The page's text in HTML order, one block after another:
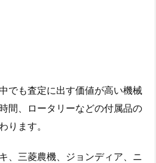
でも査定に出す価値が高い機械
間、ロータリーなどの付属品の
ります。
、三菱農機、ジョンディア、ニ